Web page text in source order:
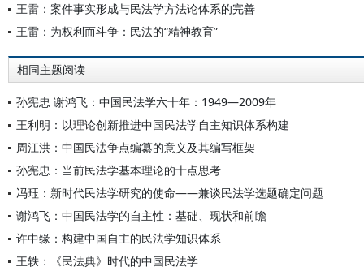
王雷：案件事实形成与民法学方法论体系的完善
王雷：为权利而斗争：民法的“精神教育”
相同主题阅读
孙宪忠 谢鸿飞：中国民法学六十年：1949—2009年
王利明：以理论创新推进中国民法学自主知识体系构建
周江洪：中国民法争点编纂的意义及其编写框架
孙宪忠：当前民法学基本理论的十点思考
冯珏：新时代民法学研究的使命——兼谈民法学选题确定问题
谢鸿飞：中国民法学的自主性：基础、现状和前瞻
许中缘：构建中国自主的民法学知识体系
王轶：《民法典》时代的中国民法学